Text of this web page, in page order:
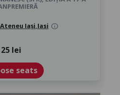
Iași Iasi info
25 lei
seats